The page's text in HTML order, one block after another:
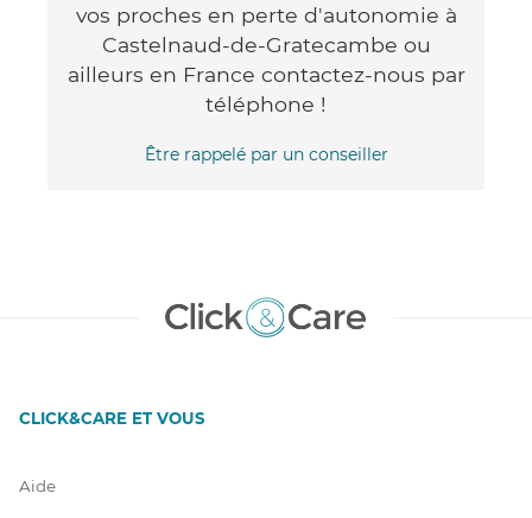
vos proches en perte d'autonomie à
Castelnaud-de-Gratecambe ou
ailleurs en France contactez-nous par
téléphone !
Être rappelé par un conseiller
CLICK&CARE ET VOUS
Aide